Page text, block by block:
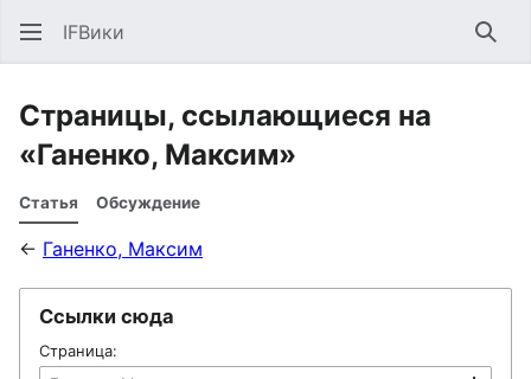
IFВики
Страницы, ссылающиеся на
«Ганенко, Максим»
Статья Обсуждение
← Ганенко, Максим
Ссылки сюда
Страница: